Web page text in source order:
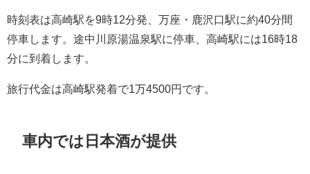
時刻表は高崎駅を9時12分発、万座・鹿沢口駅に約40分間
停車します。途中川原湯温泉駅に停車、高崎駅には16時18
分に到着します。
旅行代金は高崎駅発着で1万4500円です。
車内では日本酒が提供